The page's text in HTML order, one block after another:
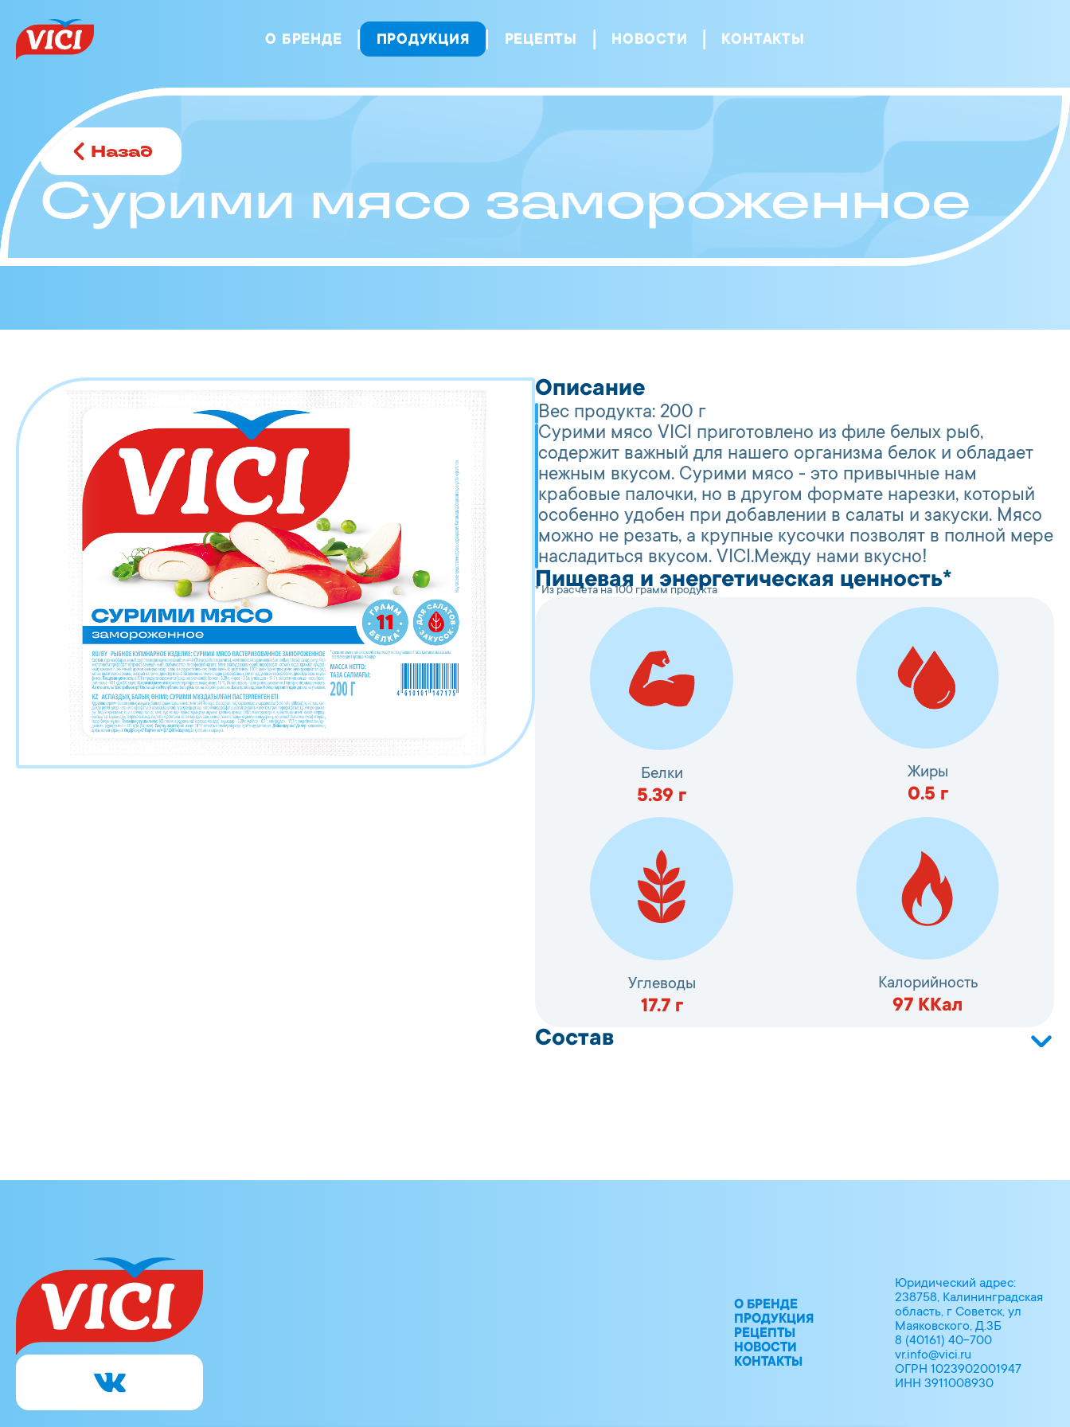
О БРЕНДЕ ПРОДУКЦИЯ РЕЦЕПТЫ НОВОСТИ КОНТАКТЫ
Назад
Сурими мясо замороженное
Описание
Вес продукта: 200 г
Сурими мясо VICI приготовлено из филе белых рыб,
содержит важный для нашего организма белок и обладает
нежным вкусом. Сурими мясо - это привычные нам
крабовые палочки, но в другом формате нарезки, который
особенно удобен при добавлении в салаты и закуски. Мясо
можно не резать, а крупные кусочки позволят в полной мере
насладиться вкусом. VICI.Между нами вкусно!
Пищевая и энергетическая ценность*
* Из расчета на 100 грамм продукта
Белки
5.39 г
Жиры
0.5 г
Углеводы
17.7г
Калорийность
97 ККал
Состав
пшеничный; ароматизаторы; сахар; соль; масло
их переработки, диоксида серы и сульфитов
О БРЕНДЕ
ПРОДУКЦИЯ
РЕЦЕПТЫ
НОВОСТИ
КОНТАКТЫ
Юридический адрес:
238758, Калининградская
область, г Советск, ул
Маяковского, Д.3Б
8 (40161) 40-700
vr.info@vici.ru
ОГРН 1023902001947
ИНН 3911008930